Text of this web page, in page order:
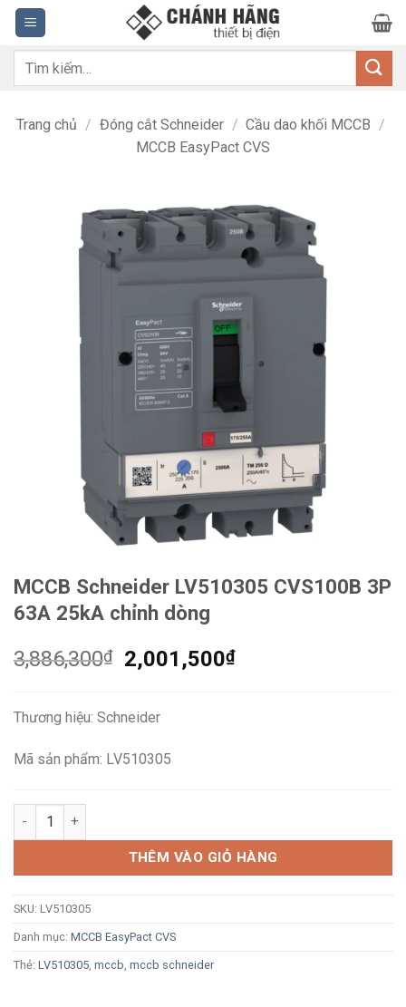
Bỏ
qua
nội
dung
Tìm
Trang chủ / Đóng cắt Schneider / Cầu dao khối MCCB /
MCCB EasyPact CVS
MCCB Schneider LV510305 CVS100B 3P
63A 25kA chỉnh dòng
3,886,300₫
Giá
3,886,300₫.
2,001,500₫Giá
Thương hiệu: Schneider
Mã sản phẩm: LV510305
MCCB Schneider LV510305 CVS100B 3P 63A 25kA chỉnh dòng
THÊM VÀO GIỎ HÀNG
SKU: LV510305
Danh mục: MCCB EasyPact CVS
Thẻ: LV510305 mccb mccb schneider